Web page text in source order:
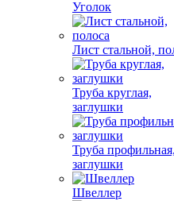
Уголок
Лист стальной,
Труба круглая,
заглушки
Труба профильная,
заглушки
Швеллер